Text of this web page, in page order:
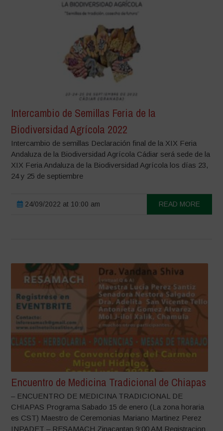
Intercambio de Semillas Feria de la
Biodiversidad Agrícola 2022
Intercambio de semillas Declaración final de la XIX Feria
Andaluza de la Biodiversidad Agrícola Cádiar será sede de la
XIX Feria Andaluza de la Biodiversidad Agrícola los días 23,
24 y 25 de septiembre
24/09/2022 at 10:00 am READ MORE
Encuentro de Medicina Tradicional de Chiapas
– ENCUENTRO DE MEDICINA TRADICIONAL DE
CHIAPAS Programa Sabado 15 de enero (La zona horaria
es CST) Maestro de Ceremonias Mariano Martinez Perez
INPADET – RESAMACH Zinacantan 9:00 AM Registracion